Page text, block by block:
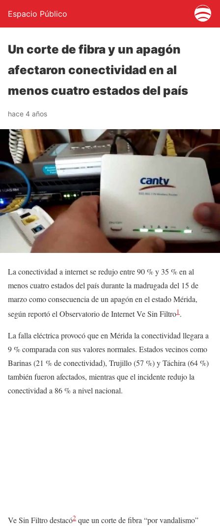
Espacio Público
Un corte de fibra y un apagón
afectaron conectividad en al
menos cuatro estados del país
hace 4 años
La conectividad a internet se redujo entre 90 % y 35 % en al
menos cuatro estados del país durante la madrugada del 15 de
marzo como consecuencia de un apagón en el estado Mérida,
según reportó el Observatorio de Internet Ve Sin Filtro1.
La falla eléctrica provocó que en Mérida la conectividad llegara a
9 % comparada con sus valores normales. Estados vecinos como
Barinas (21 % de conectividad), Trujillo (57 %) y Táchira (64 %)
también fueron afectados, mientras que el incidente redujo la
conectividad a 86 % a nivel nacional.
Ve Sin Filtro destacó2 que un corte de fibra “por vandalismo”